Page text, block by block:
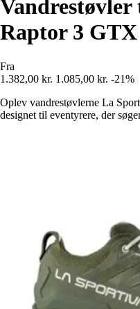
Raptor 3 GTX
Fra
1.382,00 kr. 1.085,00 kr. -21%
Oplev vandrestøvlerne La
designet til eventyrere, der